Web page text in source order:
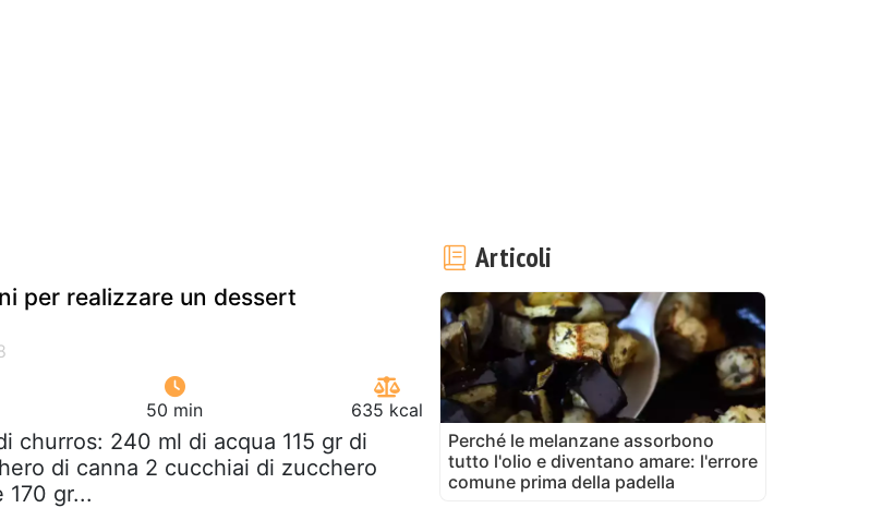
per realizzare un dessert
50 min 635 kcal
churros: 240 ml di acqua 115 gr di
di canna 2 cucchiai di zucchero
170 gr...
Articoli
Perché le melanzane assorbono
tutto l'olio e diventano amare: l'errore
comune prima della padella